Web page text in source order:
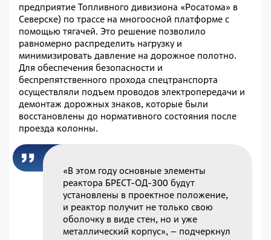
предприятие Топливного дивизиона «Росатома» в
Северске) по трассе на многоосной платформе с
помощью тягачей. Это решение позволило
равномерно распределить нагрузку и
минимизировать давление на дорожное полотно.
Для обеспечения безопасности и
беспрепятственного прохода спецтранспорта
осуществляли подъем проводов электропередачи и
демонтаж дорожных знаков, которые были
восстановлены до нормативного состояния после
проезда колонны.
«В этом году основные элементы
реактора БРЕСТ-ОД-300 будут
установлены в проектное положение,
и реактор получит не только свою
оболочку в виде стен, но и уже
металлический корпус», – подчеркнул